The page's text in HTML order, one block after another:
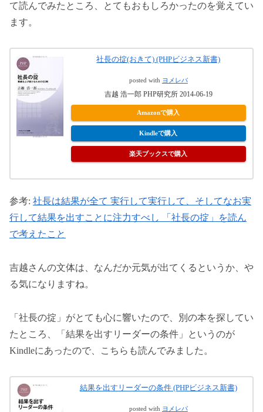
て読んでみたところ、とてもおもしろかったのを覚えてい
ます。
社長の掟(おきて) (PHPビジネス新書)
posted with ヨメレバ
吉越 浩一郎 PHP研究所 2014-06-19
Amazonで購入
Kindleで購入
楽天ブックスで購入
参考: 社長は結果が全て 実行して実行して、そしてなお実
行して結果を出すことに注力すべし 「社長の掟」を読ん
で考えたこと
吉越さんの文体は、なんだか元気が出てくるというか、や
る気になりますね。
「社長の掟」がとても心に響いたので、別の本を探してい
たところ、「結果を出すリーダーの条件」というのが
Kindleにあったので、こちらも読んでみました。
結果を出すリーダーの条件 (PHPビジネス新書)
posted with ヨメレバ